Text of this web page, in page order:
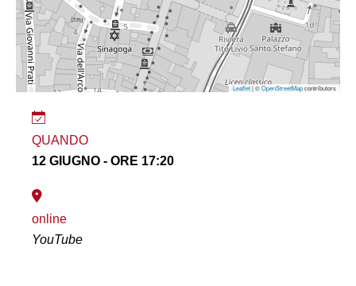
Leaflet| ©OpenStreetMapcontributors
QUANDO
12 GIUGNO - ORE 17:20
online
YouTube